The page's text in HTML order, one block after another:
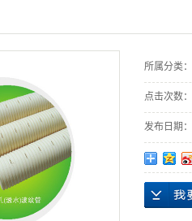
所属分类：
点击次数：
发布日期：